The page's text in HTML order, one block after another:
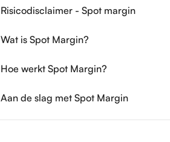
Risicodisclaimer - Spot margin
Wat is Spot Margin?
Hoe werkt Spot Margin?
Aan de slag met Spot Margin